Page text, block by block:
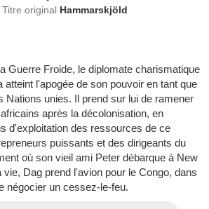
Titre original Hammarskjöld
Guerre Froide, le diplomate charismatique
l'apogée de son pouvoir en tant que
Nations unies. Il prend sur lui de ramener
après la décolonisation, en
d'exploitation des ressources de ce
puissants et des dirigeants du
où son vieil ami Peter débarque à New
Dag prend l'avion pour le Congo, dans
négocier un cessez-le-feu.